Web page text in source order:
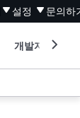
설정 문의하
개발자 도구